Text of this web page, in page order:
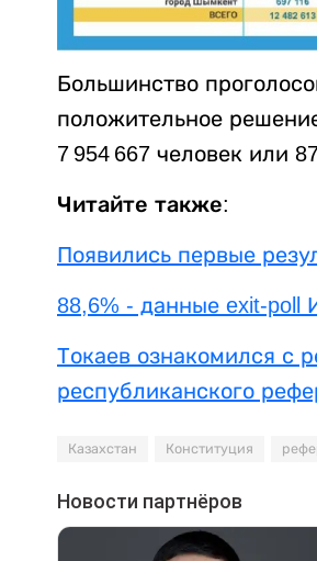
Большинство
положительное
7 954 667 человек или
Читайте также:
Появились первые
88,6% - данные exit-poll
Токаев ознакомился с
республиканского
Казахстан Конституция